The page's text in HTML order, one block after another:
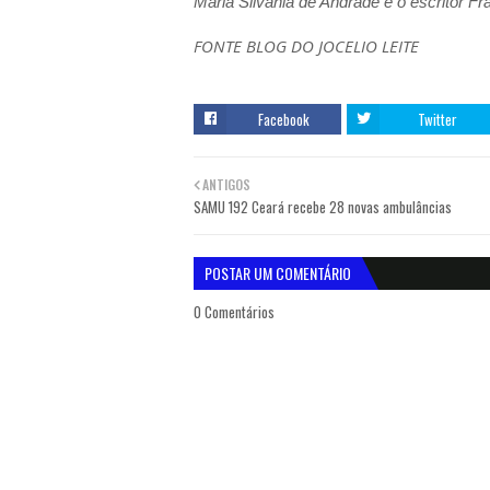
FONTE BLOG DO JOCELIO LEITE
Facebook Twitter
ANTIGOS
SAMU 192 Ceará recebe 28 novas ambulâncias
POSTAR UM COMENTÁRIO
0 Comentários